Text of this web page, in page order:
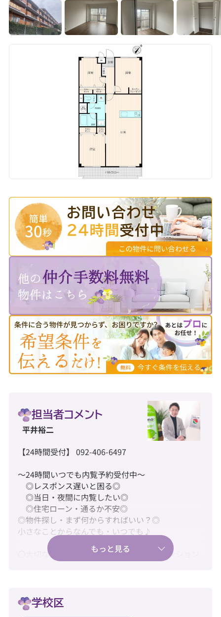
お気に入り追加
担当者コメント
平井裕二
【24時間受付】 092-406-6497
～24時間いつでも内覧予約受付中～
◎レスポンス遅いと困る◎
◎当日・夜間に内覧したい◎
◎住宅ローン・通るか不安◎
◎物件探し・まず何からすればいい？◎
小さなことからなんでも・いつでも♪
〇大切な家族と暮らせる、ペット飼育可マンション
〇水回り新品交換済みで快適にご入居♪
学校区